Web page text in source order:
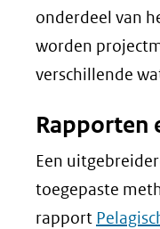
onderdeel van
worden
verschillende
Rapporten
Een
toegepaste
rapport